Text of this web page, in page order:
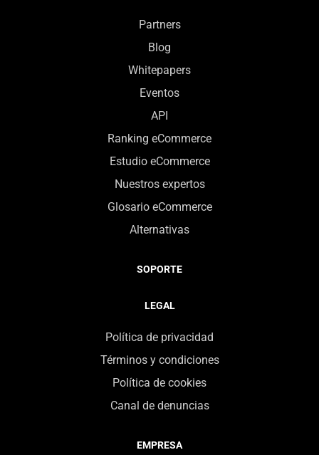
Partners
Blog
Whitepapers
Eventos
API
Ranking eCommerce
Estudio eCommerce
Nuestros expertos
Glosario eCommerce
Alternativas
SOPORTE
LEGAL
Política de privacidad
Términos y condiciones
Política de cookies
Canal de denuncias
EMPRESA